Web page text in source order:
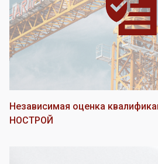
Независимая оценка
НОСТРОЙ